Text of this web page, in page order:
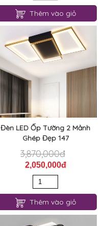
Thêm vào giỏ
Đèn LED Ốp Tường 2 Mảnh
Ghép Đẹp 147
3,870,000đ
2,050,000đ
Thêm vào giỏ